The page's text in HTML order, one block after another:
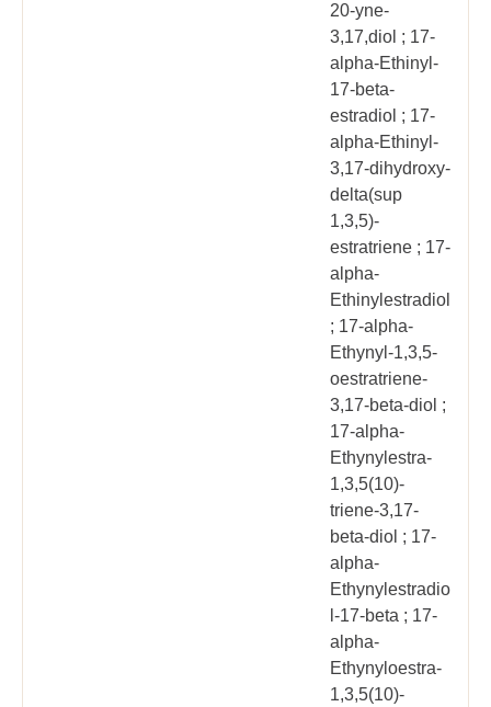
20-yne-
3,17,diol ; 17-
alpha-Ethinyl-
17-beta-
estradiol ; 17-
alpha-Ethinyl-
3,17-dihydroxy-
delta(sup
1,3,5)-
estratriene ; 17-
alpha-
Ethinylestradiol
; 17-alpha-
Ethynyl-1,3,5-
oestratriene-
3,17-beta-diol ;
17-alpha-
Ethynylestra-
1,3,5(10)-
triene-3,17-
beta-diol ; 17-
alpha-
Ethynylestradio
l-17-beta ; 17-
alpha-
Ethynyloestra-
1,3,5(10)-